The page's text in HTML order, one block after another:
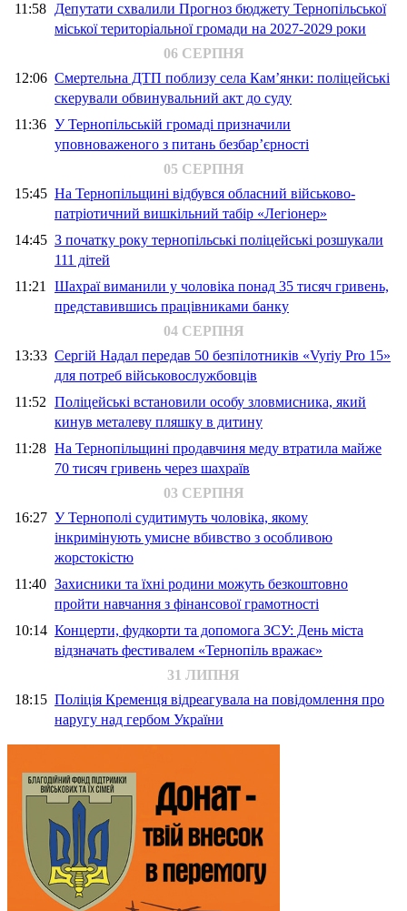
11:58 Депутати схвалили Прогноз бюджету Тернопільської
міської територіальної громади на 2027-2029 роки
06 СЕРПНЯ
12:06 Смертельна ДТП поблизу села Кам’янки: поліцейські
скерували обвинувальний акт до суду
11:36 У Тернопільській громаді призначили
уповноваженого з питань безбар’єрності
05 СЕРПНЯ
15:45 На Тернопільщині відбувся обласний військово-
патріотичний вишкільний табір «Легіонер»
14:45 З початку року тернопільські поліцейські розшукали
111 дітей
11:21 Шахраї виманили у чоловіка понад 35 тисяч гривень,
представившись працівниками банку
04 СЕРПНЯ
13:33 Сергій Надал передав 50 безпілотників «Vyriy Pro 15»
для потреб військовослужбовців
11:52 Поліцейські встановили особу зловмисника, який
кинув металеву пляшку в дитину
11:28 На Тернопільщині продавчиня меду втратила майже
70 тисяч гривень через шахраїв
03 СЕРПНЯ
16:27 У Тернополі судитимуть чоловіка, якому
інкримінують умисне вбивство з особливою
жорстокістю
11:40 Захисники та їхні родини можуть безкоштовно
пройти навчання з фінансової грамотності
10:14 Концерти, фудкорти та допомога ЗСУ: День міста
відзначать фестивалем «Тернопіль вражає»
31 ЛИПНЯ
18:15 Поліція Кременця відреагувала на повідомлення про
наругу над гербом України